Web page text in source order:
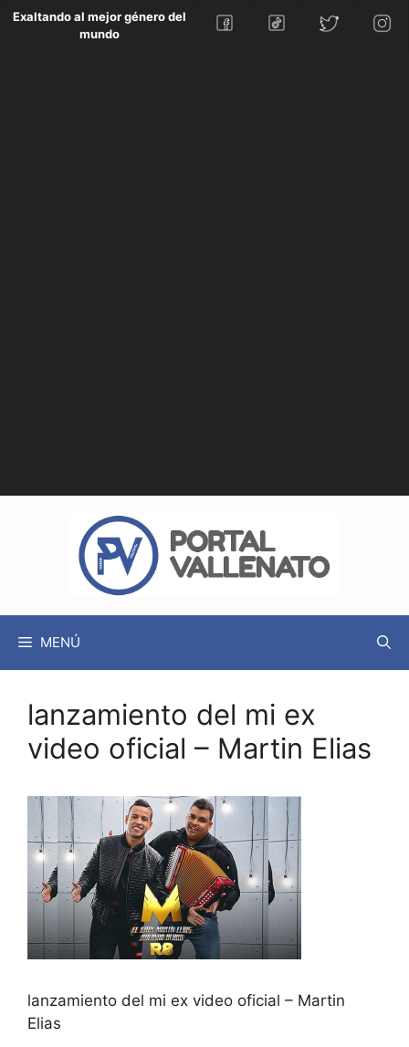
Exaltando al mejor género del
mundo
MENÚ
lanzamiento del mi ex
video oficial – Martin Elias
lanzamiento del mi ex video oficial – Martin
Elias